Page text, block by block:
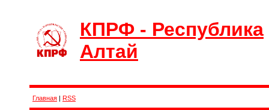
КПРФ - Республика
Алтай
Главная | RSS